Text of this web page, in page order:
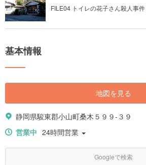
FILE04 トイレの花子さん殺人事
基本情報
地図を見る
静岡県駿東郡小山町桑木５９９-３９
営業中 24時間営業
Googleで検索